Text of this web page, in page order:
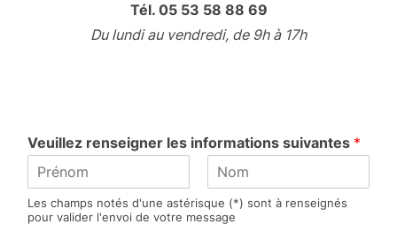
Tél. 05 53 58 88 69
Du lundi au vendredi, de 9h à 17h
Veuillez renseigner les informations suivantes *
r
é
o
m
Les champs notés d'une astérisque (*) sont à renseignés
pour valider l'envoi de votre message